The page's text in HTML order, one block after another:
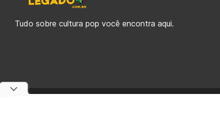
Tudo sobre cultura pop você encontra aqui.